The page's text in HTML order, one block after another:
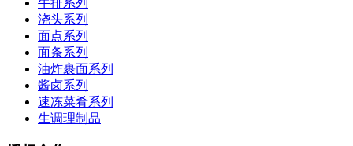
浇头系列
面点系列
面条系列
油炸裹面系列
酱卤系列
速冻菜肴系列
生调理制品